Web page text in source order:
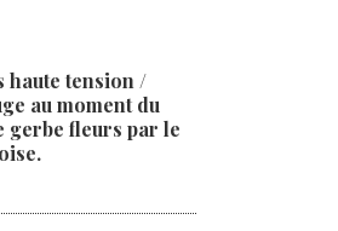
haute tension /
au moment du
fleurs par le